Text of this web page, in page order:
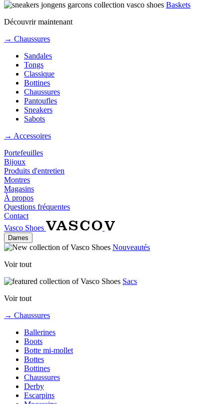
Baskets
Découvrir maintenant
→ Chaussures
Sandales
Tongs
Classique
Bottines
Chaussures
Pantoufles
Sneakers
Sabots
→ Accessoires
Portefeuilles
Bijoux
Produits d'entretien
Montres
Magasins
À propos
Questions fréquentes
Contact
Vasco Shoes
Dames
Nouveautés
Voir tout
Sacs
Voir tout
→ Chaussures
Ballerines
Boots
Botte mi-mollet
Bottes
Bottines
Chaussures
Derby
Escarpins